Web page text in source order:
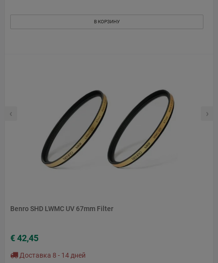
‹ ›
В КОРЗИНУ
Benro SHD LWMC UV 67mm Filter
€ 42,45
Доставка 8 - 14 дней